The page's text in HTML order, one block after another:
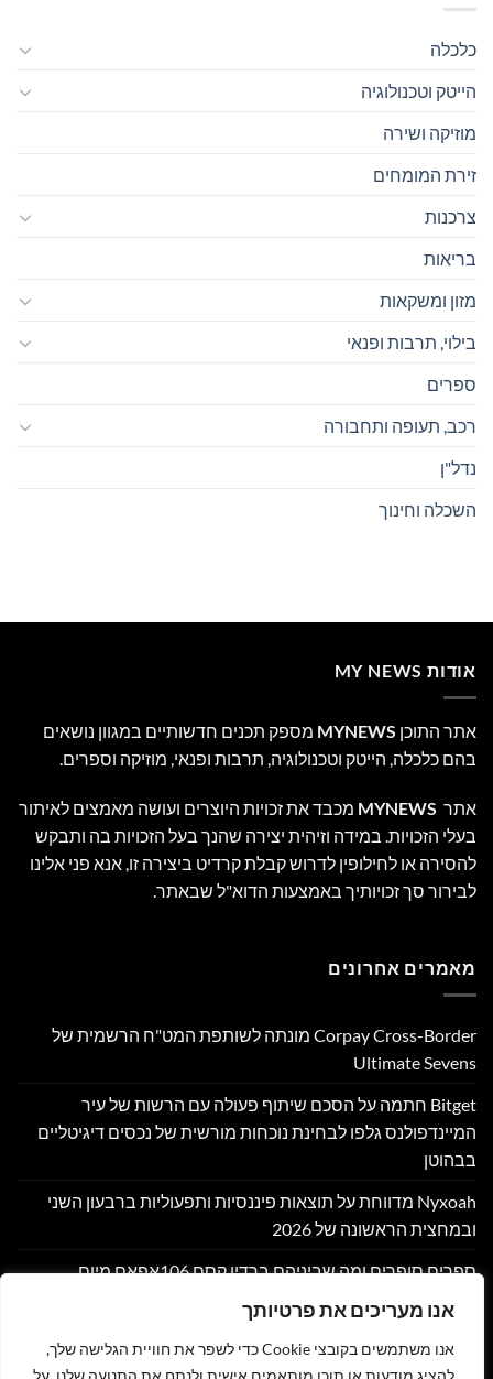
אנו מעריכים את פרטיותך
אנו משתמשים בקובצי Cookie כדי לשפר את חוויית הגלישה שלך,
להציג מודעות או תוכן מותאמים אישית ולנתח את התנועה שלנו. על
כלכלה
הייטק וטכנולוגיה
מוזיקה ושירה
זירת המומחים
צרכנות
בריאות
מזון ומשקאות
בילוי, תרבות ופנאי
ספרים
רכב, תעופה ותחבורה
נדל"ן
השכלה וחינוך
אודות MY NEWS
אתר התוכן MYNEWS מספק תכנים חדשותיים במגוון נושאים
בהם כלכלה, הייטק וטכנולוגיה, תרבות ופנאי, מוזיקה וספרים.
אתר MYNEWS מכבד את זכויות היוצרים ועושה מאמצים לאיתור
בעלי הזכויות. במידה וזיהית יצירה שהנך בעל הזכויות בה ותבקש
להסירה או לחילופין לדרוש קבלת קרדיט ביצירה זו, אנא פני אלינו
לבירור סך זכויותיך באמצעות הדוא"ל שבאתר.
מאמרים אחרונים
Corpay Cross-Border מונתה לשותפת המט"ח הרשמית של
Ultimate Sevens
Bitget חתמה על הסכם שיתוף פעולה עם הרשות של עיר
המיינדפולנס גלפו לבחינת נוכחות מורשית של נכסים דיגיטליים
בבהוטן
Nyxoah מדווחת על תוצאות פיננסיות ותפעוליות ברבעון השני
ובמחצית הראשונה של 2026
ספרים סופרים ומה שביניהם ברדיו קסם 106אפאם מיום
שוק אסימוני המניות מזנק ב-140% ב-2026 בהתאם למיפוי השוק
במחקר חדש של DeFiLlama